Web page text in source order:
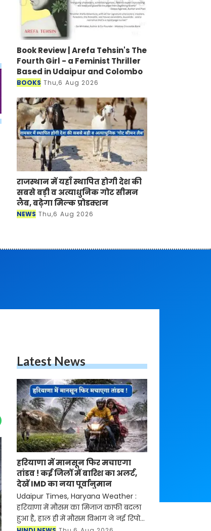
Book Review | Arefa Tehsin's The
Fourth Girl - a Feminist Thriller
Based in Udaipur and Colombo
BOOKS Thu,6 Aug 2026
राजस्थान में यहाँ स्थापित होगी देश की
सबसे बड़ी व अत्याधुनिक गोट सीमन
लैब, बढ़ेगा मिल्क प्रोडक्शन
NEWS Thu,6 Aug 2026
Latest News
हरियाणा में मानसून फिर मचाएगा
तांडव ! कई जिलों में बारिश का अलर्ट,
देखें IMD का नया पूर्वानुमान
Udaipur Times, Haryana Weather :
हरियाणा में मौसम का मिजाज काफी बदला
हुआ है, हाल ही में मौसम विभाग ने नई रिपोर्ट